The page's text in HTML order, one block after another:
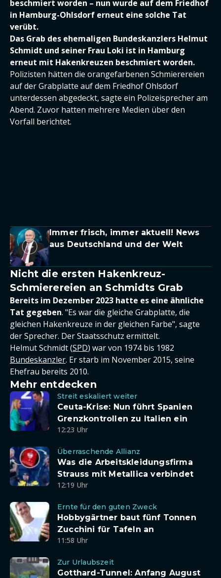
beschmiert worden – nun wurde auf dem Friedhof
in Hamburg-Ohlsdorf erneut eine solche Tat
verübt.
Das Grab des ehemaligen Bundeskanzlers Helmut
Schmidt und seiner Frau Loki ist in Hamburg
erneut mit Hakenkreuzen beschmiert worden.
Polizisten hätten die orangefarbenen Schmierereien
auf der Grabplatte auf dem Friedhof Ohlsdorf
unterdessen abgedeckt, sagte ein Polizeisprecher am
Abend. Zuvor hatten mehrere Medien über den
Vorfall berichtet.
Immer frisch, immer aktuell! News
aus Deutschland und der Welt
Nicht die ersten Hakenkreuz-
Schmierereien an Schmidts Grab
Bereits im Dezember 2023 hatte es eine ähnliche
Tat gegeben. "Es war die gleiche Grabplatte, die
gleichen Hakenkreuze in der gleichen Farbe", sagte
der Sprecher. Der Staatsschutz ermittelt.
Helmut Schmidt (SPD) war von 1974 bis 1982
Bundeskanzler. Er starb im November 2015, seine
Ehefrau bereits 2010.
Mehr entdecken
Streit eskaliert weiter
Ceuta-Krise: Nun führt Spanien
Grenzkontrollen zu Italien ein
12:23 Uhr
Überraschende Allianz
Was die Arbeitskleidungsfirma
Strauss mit Metallica verbindet
12:19 Uhr
Ernte für den guten Zweck
Hobbygärtner baut fünf Tonnen
Zucchini für Tafeln an
11:58 Uhr
Zur Urlaubszeit
Gotthard-Tunnel: Anfang August